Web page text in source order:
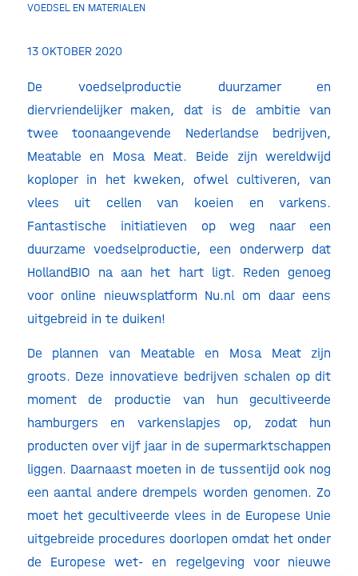
VOEDSEL EN MATERIALEN
13 OKTOBER 2020
De voedselproductie duurzamer en
diervriendelijker maken, dat is de ambitie van
twee toonaangevende Nederlandse bedrijven,
Meatable en Mosa Meat. Beide zijn wereldwijd
koploper in het kweken, ofwel cultiveren, van
vlees uit cellen van koeien en varkens.
Fantastische initiatieven op weg naar een
duurzame voedselproductie, een onderwerp dat
HollandBIO na aan het hart ligt. Reden genoeg
voor online nieuwsplatform Nu.nl om daar eens
uitgebreid in te duiken!
De plannen van Meatable en Mosa Meat zijn
groots. Deze innovatieve bedrijven schalen op dit
moment de productie van hun gecultiveerde
hamburgers en varkenslapjes op, zodat hun
producten over vijf jaar in de supermarktschappen
liggen. Daarnaast moeten in de tussentijd ook nog
een aantal andere drempels worden genomen. Zo
moet het gecultiveerde vlees in de Europese Unie
uitgebreide procedures doorlopen omdat het onder
de Europese wet- en regelgeving voor nieuwe